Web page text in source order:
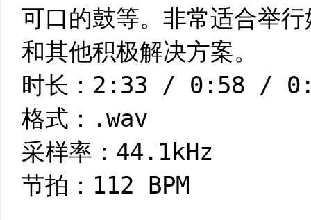
可口的鼓等。非常适合举
和其他积极解决方案。
时长：2:33 / 0:58 /
格式：.wav
采样率：44.1kHz
节拍：112 BPM